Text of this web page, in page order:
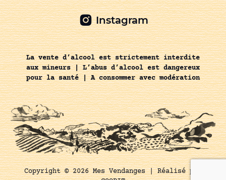
Instagram
La vente d’alcool est strictement interdite
aux mineurs | L’abus d’alcool est dangereux
pour la santé | A consommer avec modération
Copyright © 2026 Mes Vendanges |Réalisé par